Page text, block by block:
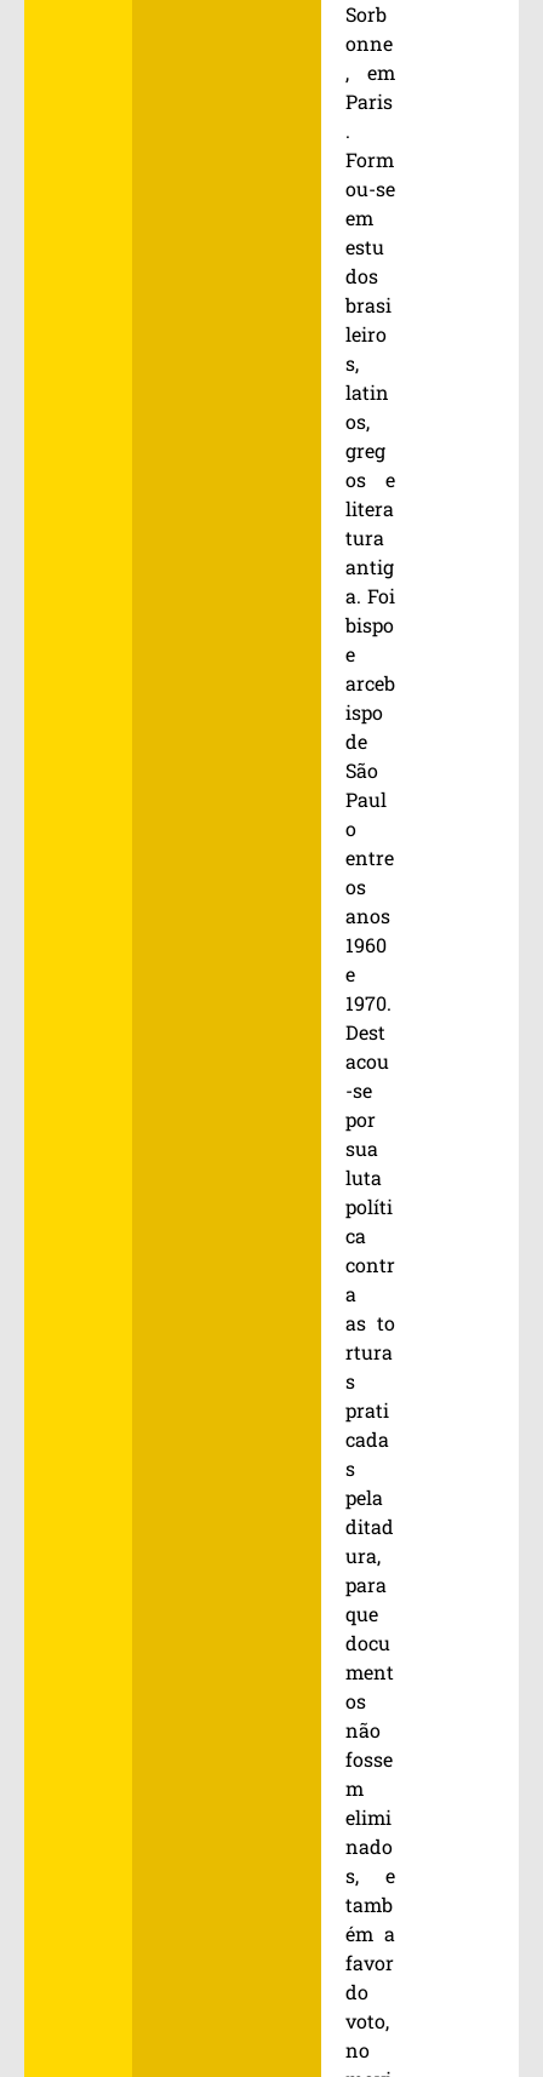
Sorb
onne
, em
Paris
.
Form
ou-se
em
estu
dos
brasi
leiro
s,
latin
os,
greg
os e
litera
tura
antig
a. Foi
bispo
e
arceb
ispo
de
São
Paul
o
entre
os
anos
1960
e
1970.
Dest
acou
-se
por
sua
luta
políti
ca
contr
a
as to
rtura
s
prati
cada
s
pela
ditad
ura,
para
que
docu
ment
os
não
fosse
m
elimi
nado
s, e
tamb
ém a
favor
do
voto,
no